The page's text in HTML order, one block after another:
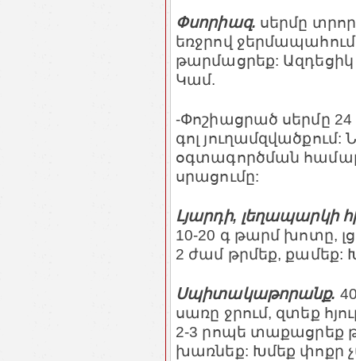
Փսորիազ. սերմը
եռջրով
թարմացրեք: Ազդեցիկ
Կամ.
-Փոշիացրած սերմը
գոլ
օգտագործման
սրացումը:
Լյարդի, լեղապարկի
10-20 գ թարմ խոտը,
2 ժամ թրմեք, քամեք:
Սպիտակաթորանք.
սառը ջրում, զտեք
2-3 րոպե տաքացրեք
խառնեք: Խմեք փոքր